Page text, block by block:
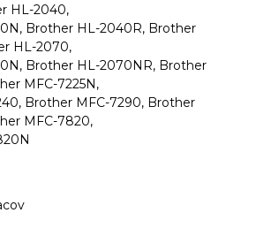
HL-2040,
Brother HL-2040R, Brother
HL-2070,
Brother HL-2070NR, Brother
MFC-7225N,
Brother MFC-7290, Brother
MFC-7820,